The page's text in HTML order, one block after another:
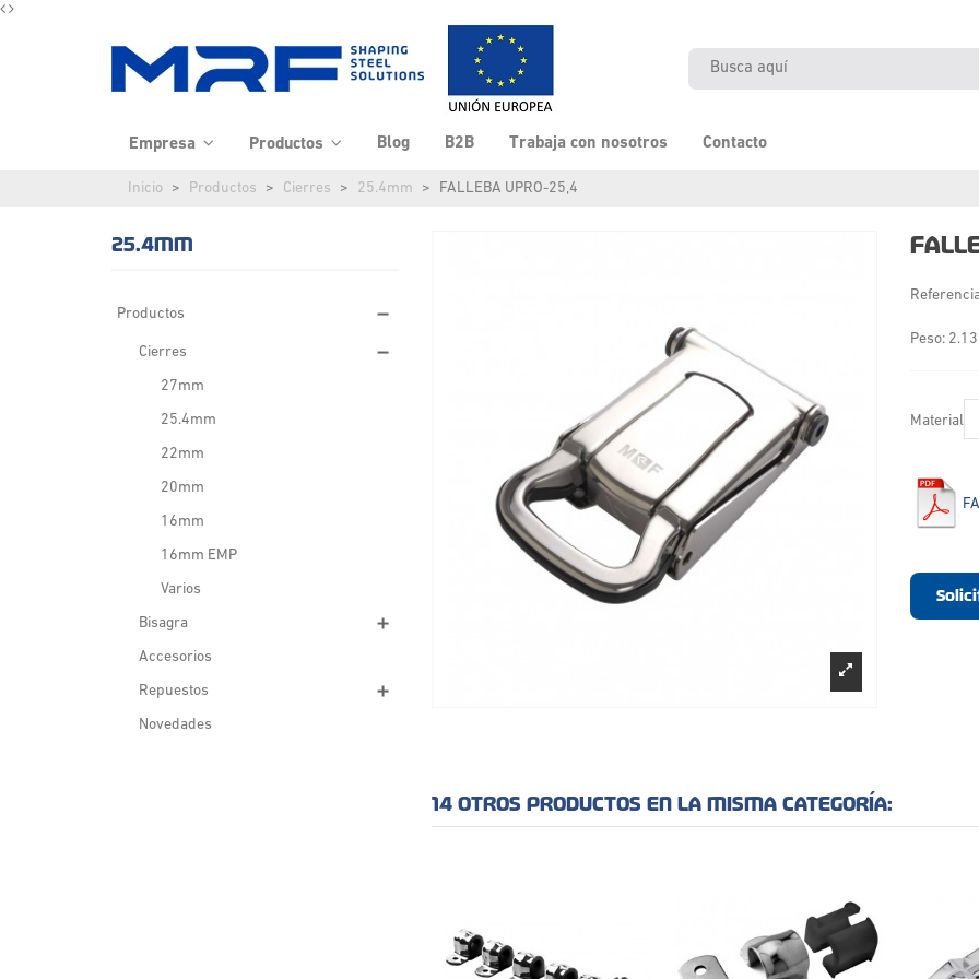
Empresa Productos Blog B2B Trabaja con nosotros Contacto
Inicio Productos Cierres 25.4mm FALLEBA UPRO-25,4
Peso:
Material
14 OTROS PRODUCTOS EN LA MISMA CATEGORÍA:
25.4MM
Productos
Cierres
27mm
25.4mm
22mm
20mm
16mm
16mm EMP
Varios
Bisagra
Accesorios
Repuestos
Novedades